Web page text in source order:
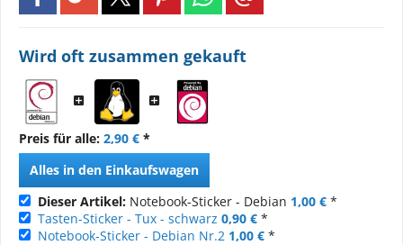
Wird oft zusammen gekauft
Preis für alle: 2,90 € *
Alles in den Einkaufswagen
Dieser Artikel: Notebook-Sticker - Debian 1,00 € *
Tasten-Sticker - Tux - schwarz 0,90 € *
Notebook-Sticker - Debian Nr.2 1,00 € *